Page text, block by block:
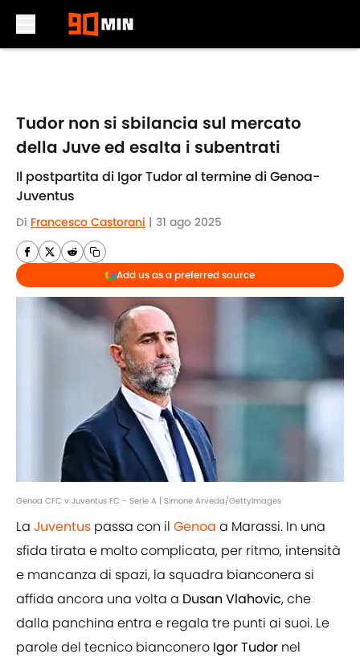
Tudor non si sbilancia sul mercato
della Juve ed esalta i subentrati
Il postpartita di Igor Tudor al termine di Genoa-
Juventus
Di Francesco Castorani | 31 ago 2025
Add us as a preferred source
Genoa CFC v Juventus FC - Serie A | Simone Arveda/GettyImages
La Juventus passa con il Genoa a Marassi. In una
sfida tirata e molto complicata, per ritmo, intensità
e mancanza di spazi, la squadra bianconera si
affida ancora una volta a Dusan Vlahovic, che
dalla panchina entra e regala tre punti ai suoi. Le
parole del tecnico bianconero IgorTudor nel